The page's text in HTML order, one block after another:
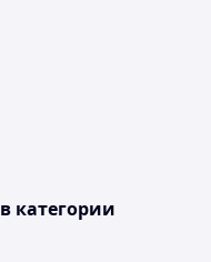
в категории